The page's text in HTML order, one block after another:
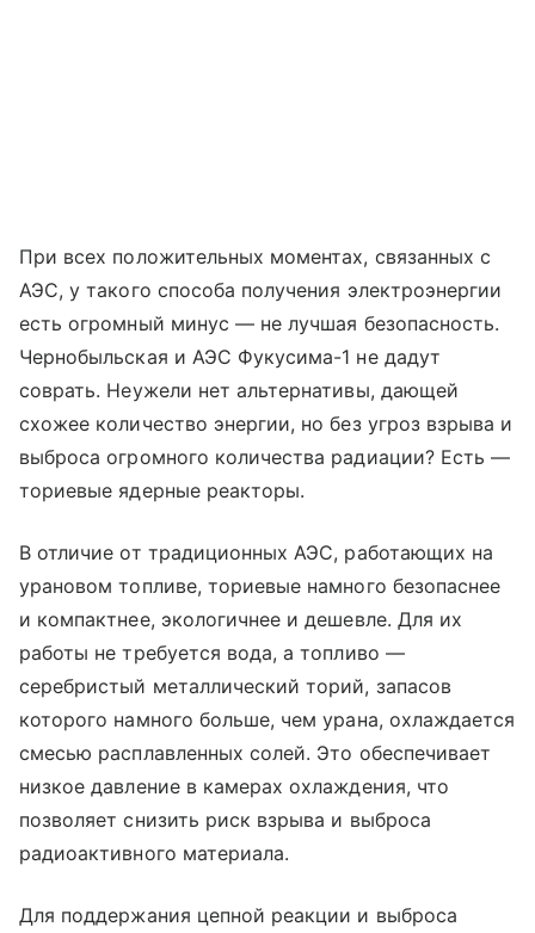
При всех положительных моментах, связанных с
АЭС, у такого способа получения электроэнергии
есть огромный минус — не лучшая безопасность.
Чернобыльская и АЭС Фукусима-1 не дадут
соврать. Неужели нет альтернативы, дающей
схожее количество энергии, но без угроз взрыва и
выброса огромного количества радиации? Есть —
ториевые ядерные реакторы.
В отличие от традиционных АЭС, работающих на
урановом топливе, ториевые намного безопаснее
и компактнее, экологичнее и дешевле. Для их
работы не требуется вода, а топливо —
серебристый металлический торий, запасов
которого намного больше, чем урана, охлаждается
смесью расплавленных солей. Это обеспечивает
низкое давление в камерах охлаждения, что
позволяет снизить риск взрыва и выброса
радиоактивного материала.
Для поддержания цепной реакции и выброса